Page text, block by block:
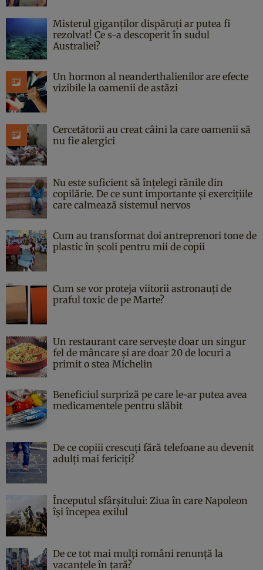
Misterul giganților dispăruți ar putea fi
rezolvat! Ce s-a descoperit în sudul
Australiei?
Un hormon al neanderthalienilor are efecte
vizibile la oamenii de astăzi
Cercetătorii au creat câini la care oamenii să
nu fie alergici
Nu este suficient să înțelegi rănile din
copilărie. De ce sunt importante și exercițiile
care calmează sistemul nervos
Cum au transformat doi antreprenori tone de
plastic în școli pentru mii de copii
Cum se vor proteja viitorii astronauți de
praful toxic de pe Marte?
Un restaurant care servește doar un singur
fel de mâncare și are doar 20 de locuri a
primit o stea Michelin
Beneficiul surpriză pe care le-ar putea avea
medicamentele pentru slăbit
De ce copiii crescuți fără telefoane au devenit
adulți mai fericiți?
Începutul sfârşitului: Ziua în care Napoleon
îşi începea exilul
De ce tot mai mulți români renunță la
vacanțele în țară?